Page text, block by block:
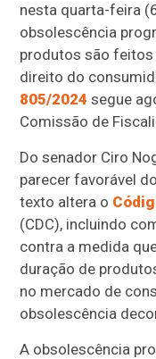
nesta quarta-feira
obsolescência
produtos são feitos
direito do
805/2024 segue
Comissão de
Do senador Ciro
parecer favorável
texto altera o
(CDC), incluindo
contra a medida
duração de
no mercado de
obsolescência
A obsolescência